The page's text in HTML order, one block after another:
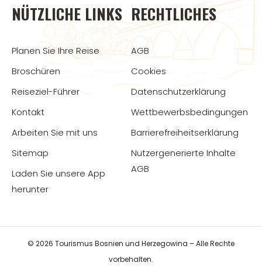
NÜTZLICHE LINKS
Planen Sie Ihre Reise
Broschüren
Reiseziel-Führer
Kontakt
Arbeiten Sie mit uns
Sitemap
Laden Sie unsere App
herunter
RECHTLICHES
AGB
Cookies
Datenschutzerklärung
Wettbewerbsbedingungen
Barrierefreiheitserklärung
Nutzergenerierte Inhalte
AGB
© 2026 Tourismus Bosnien und Herzegowina – Alle Rechte
vorbehalten.